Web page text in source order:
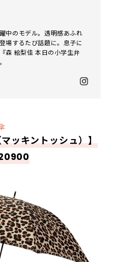
中のモデル。透明感あふれ
場するたび話題に。息子に
森 絵梨佳 本日の小学生弁
ッキントッシュ）】